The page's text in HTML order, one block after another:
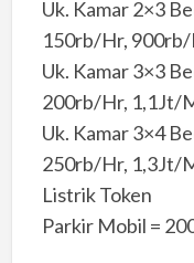
Uk. Kamar 2×3
150rb/Hr,
Uk. Kamar 3×3
200rb/Hr, 1,1Jt/
Uk. Kamar 3×4
250rb/Hr, 1,3Jt/
Listrik Token
Parkir Mobil =